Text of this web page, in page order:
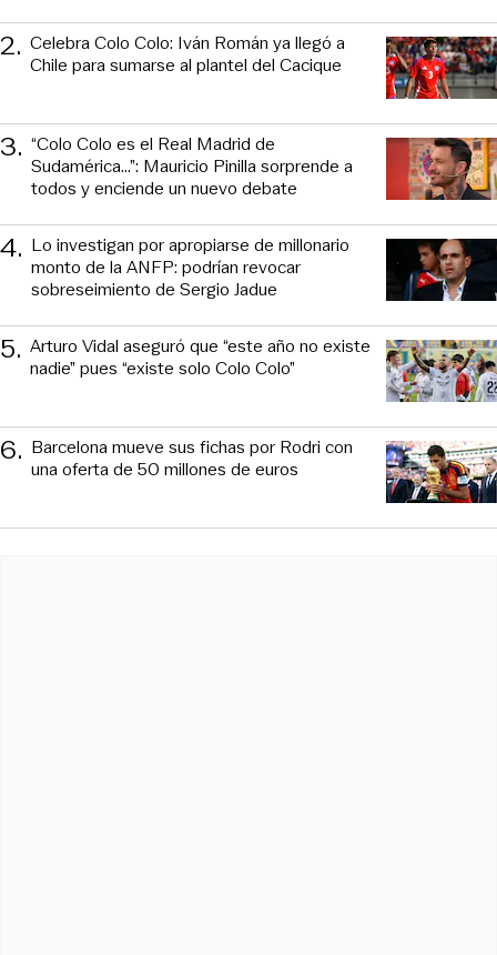
2. Celebra Colo Colo: Iván Román ya llegó a
Chile para sumarse al plantel del Cacique
3. “Colo Colo es el Real Madrid de
Sudamérica…”: Mauricio Pinilla sorprende a
todos y enciende un nuevo debate
4. Lo investigan por apropiarse de millonario
monto de la ANFP: podrían revocar
sobreseimiento de Sergio Jadue
5. Arturo Vidal aseguró que “este año no existe
nadie” pues “existe solo Colo Colo”
6. Barcelona mueve sus fichas por Rodri con
una oferta de 50 millones de euros